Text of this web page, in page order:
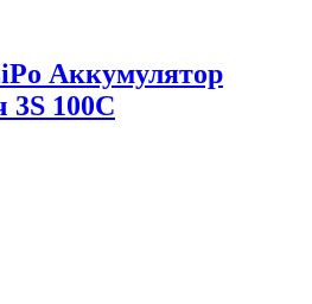
Аккумулятор
3S 100C